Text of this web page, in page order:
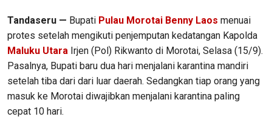
Tandaseru — Bupati Pulau Morotai Benny Laos menuai
protes setelah mengikuti penjemputan kedatangan Kapolda
Maluku Utara Irjen (Pol) Rikwanto di Morotai, Selasa (15/9).
Pasalnya, Bupati baru dua hari menjalani karantina mandiri
setelah tiba dari dari luar daerah. Sedangkan tiap orang yang
masuk ke Morotai diwajibkan menjalani karantina paling
cepat 10 hari.